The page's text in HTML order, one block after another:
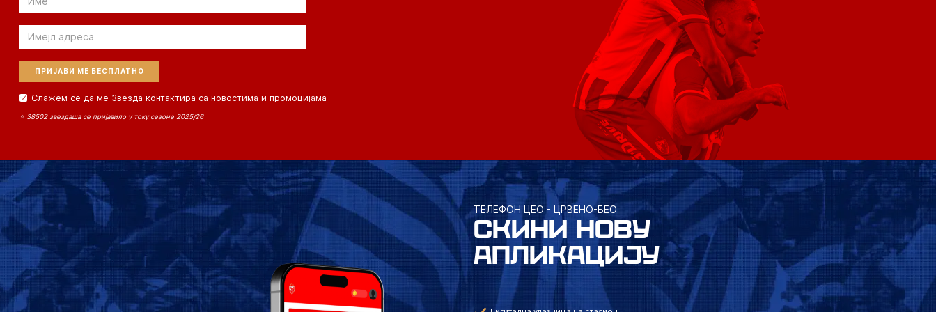
Email
Слажем се да ме Звезда контактира са новостима и промоцијама
⭐ 38502 звездаша се пријавило у току сезоне 2025/26
ТЕЛЕФОН ЦЕО - ЦРВЕНО-БЕО
СКИНИ НОВУ
АПЛИКАЦИЈУ